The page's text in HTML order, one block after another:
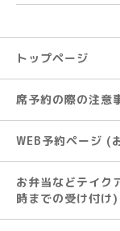
トップページ
席予約の際の注意
WEB予約ページ (
お弁当などテイク
時までの受け付け)